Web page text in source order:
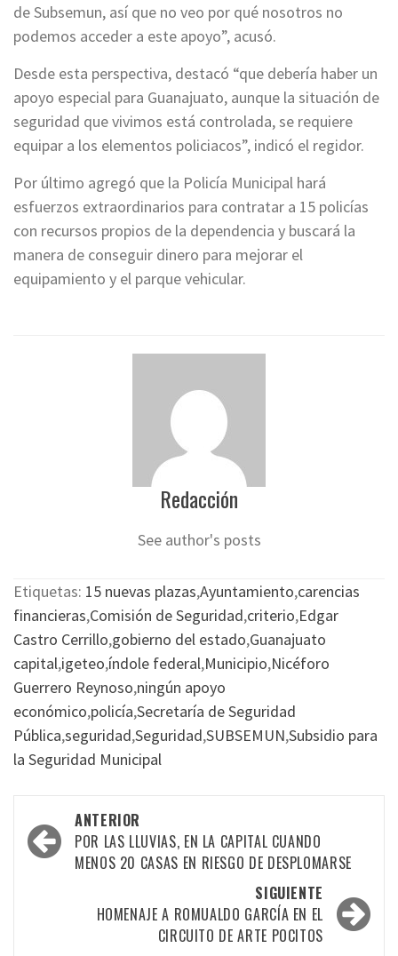
de Subsemun, así que no veo por qué nosotros no
podemos acceder a este apoyo”, acusó.
Desde esta perspectiva, destacó “que debería haber un
apoyo especial para Guanajuato, aunque la situación de
seguridad que vivimos está controlada, se requiere
equipar a los elementos policiacos”, indicó el regidor.
Por último agregó que la Policía Municipal hará
esfuerzos extraordinarios para contratar a 15 policías
con recursos propios de la dependencia y buscará la
manera de conseguir dinero para mejorar el
equipamiento y el parque vehicular.
Redacción
See author's posts
Etiquetas: 15 nuevas plazas,Ayuntamiento,carencias
financieras,Comisión de Seguridad,criterio,Edgar
Castro Cerrillo,gobierno del estado,Guanajuato
capital,igeteo,índole federal,Municipio,Nicéforo
Guerrero Reynoso,ningún apoyo
económico,policía,Secretaría de Seguridad
Pública,seguridad,Seguridad,SUBSEMUN,Subsidio para
la Seguridad Municipal
Navegación
por
entradas
ANTERIOR
POR LAS LLUVIAS, EN LA CAPITAL CUANDO
MENOS 20 CASAS EN RIESGO DE DESPLOMARSE
SIGUIENTE
HOMENAJE A ROMUALDO GARCÍA EN EL
CIRCUITO DE ARTE POCITOS